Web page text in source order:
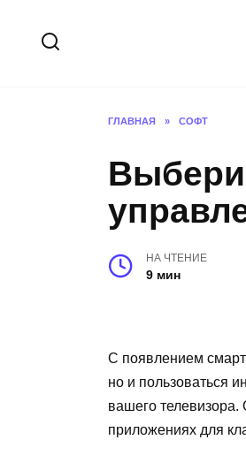
содержанию
ГЛАВНАЯ » СОФТ
НА ЧТЕНИЕ
9 мин
С появлением смарт
но и пользоваться
вашего
приложениях для